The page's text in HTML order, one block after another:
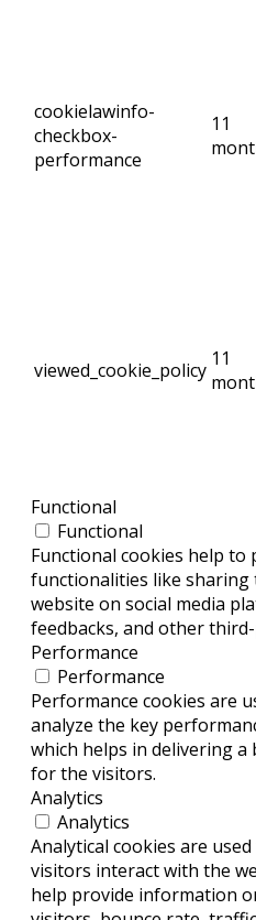
cookielawinfo-
checkbox-
performance
11
viewed_cookie_policy 11
Functional
Functional
Functional cookies help to
functionalities like
website on social media
feedbacks, and other
Performance
Performance
Performance cookies are
analyze the key
which helps in delivering
for the visitors.
Analytics
Analytics
Analytical cookies are
visitors interact with the
help provide information